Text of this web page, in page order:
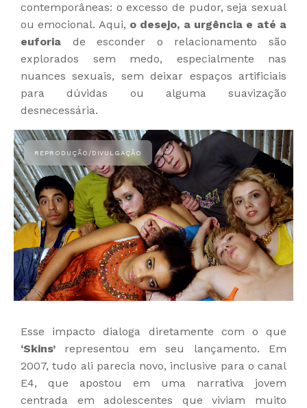
contemporâneas: o excesso de pudor, seja sexual
ou emocional. Aqui, o desejo, a urgência e até a
euforia de esconder o relacionamento são
explorados sem medo, especialmente nas
nuances sexuais, sem deixar espaços artificiais
para dúvidas ou alguma suavização
desnecessária.
Esse impacto dialoga diretamente com o que
‘Skins’ representou em seu lançamento. Em
2007, tudo ali parecia novo, inclusive para o canal
E4, que apostou em uma narrativa jovem
centrada em adolescentes que viviam muito